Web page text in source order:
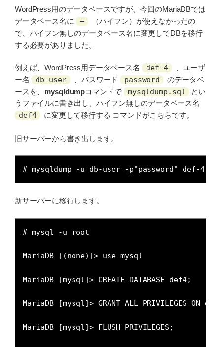
WordPress用のデータベースですが、今回のMariaDBでは
データベース名に
–
（ハイフン）が使えなかったの
で、ハイフン無しのデータベース名に変更してDBを移行
する必要がありました。
例えば、WordPress用データベース名 def-4
、ユーザ
ー名
db-user 、パスワード password
のデータベ
ースを、 mysqldumpコマンドで mysqldump.sql
とい
うファイルに書き出し、ハイフン無しのデータベース名
def4 に変更して移行する コマンドがこちらです。
旧サーバーから書き出します。
# mysqldump -u db-user -p"password" def-4 >
新サーバーに移行します。
# mysql -u root
MariaDB [(none)]> use mysql
MariaDB [mysql]> CREATE DATABASE def4;
MariaDB [mysql]> GRANT ALL PRIVILEGES ON
MariaDB [mysql]> FLUSH PRIVILEGES;